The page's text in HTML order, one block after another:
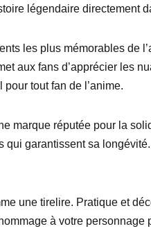
légendaire directement
les plus mémorables de
aux fans d’apprécier les
tout fan de l’anime.
marque réputée pour la
garantissent sa
une tirelire. Pratique et
à votre personnage